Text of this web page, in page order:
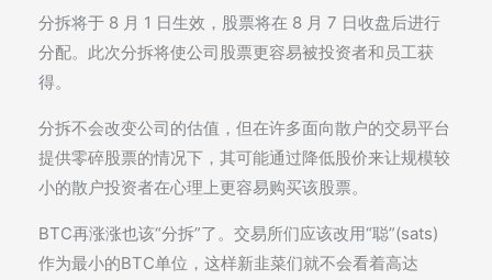
分拆将于 8 月 1 日生效，股票将在 8 月 7 日收盘后进行
分配。此次分拆将使公司股票更容易被投资者和员工获
得。
分拆不会改变公司的估值，但在许多面向散户的交易平台
提供零碎股票的情况下，其可能通过降低股价来让规模较
小的散户投资者在心理上更容易购买该股票。
BTC再涨涨也该“分拆”了。交易所们应该改用“聪”(sats)
作为最小的BTC单位，这样新韭菜们就不会看着高达